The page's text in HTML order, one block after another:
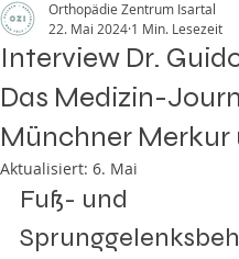
Interview Dr.
Das Medizin-
Münchner Merkur
Orthopädie Zentrum Isartal
22. Mai 2024 1 Min. Lesezeit
Aktualisiert: 6. Mai
Fuß- und